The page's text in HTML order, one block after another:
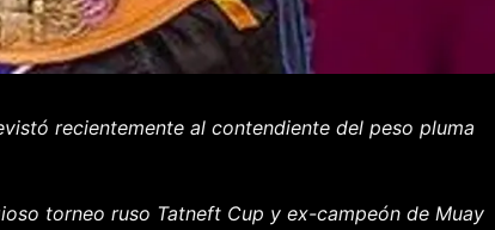
recientemente al contendiente del peso pluma
torneo ruso Tatneft Cup y ex-campeón de Muay